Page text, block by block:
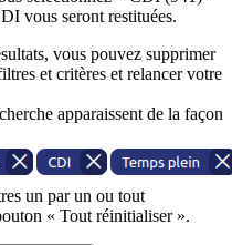
vous seront restituées.
vous pouvez supprimer
et critères et relancer votre
apparaissent de la façon
un par un ou tout
« Tout réinitialiser ».